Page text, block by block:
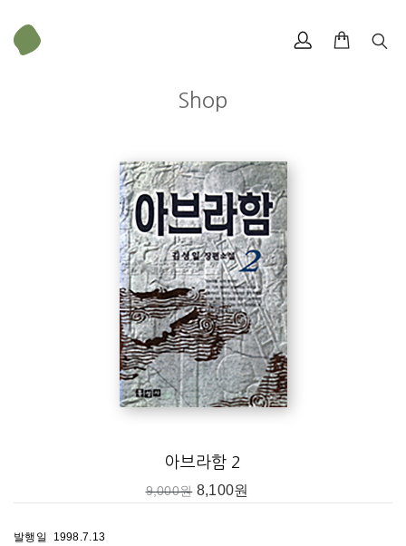
Shop
아브라함 2
9,000원 8,100원
발행일 1998.7.13